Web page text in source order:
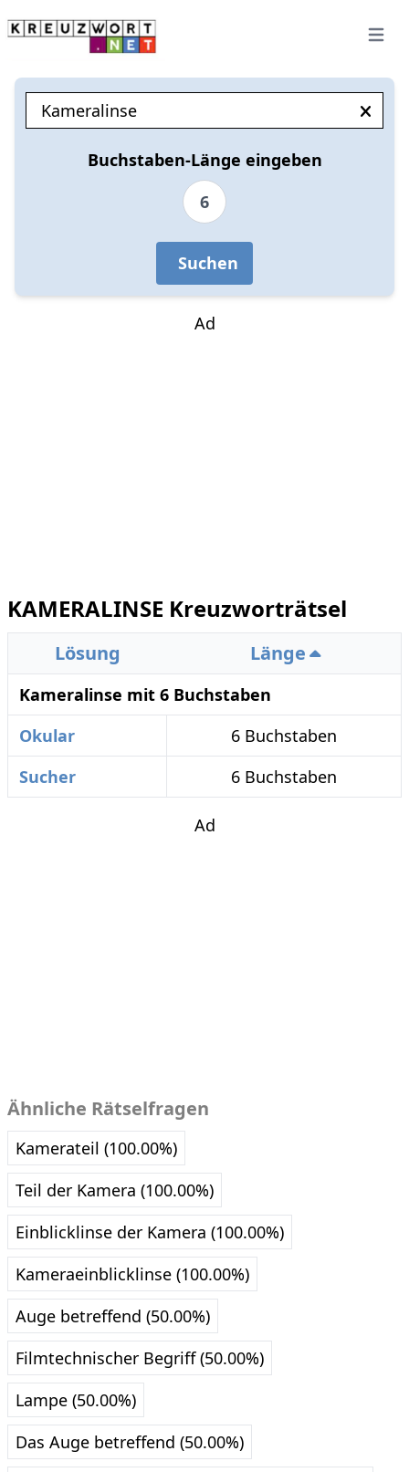
Open
Buchstaben-Länge eingeben
6
Suchen
Ad
KAMERALINSE Kreuzworträtsel
Lösung Länge
Kameralinse mit 6 Buchstaben
Okular
6 Buchstaben
Sucher
6 Buchstaben
Ad
Ähnliche Rätselfragen
Kamerateil (100.00%)
Teil der Kamera (100.00%)
Einblicklinse der Kamera (100.00%)
Kameraeinblicklinse (100.00%)
Auge betreffend (50.00%)
Filmtechnischer Begriff (50.00%)
Lampe (50.00%)
Das Auge betreffend (50.00%)